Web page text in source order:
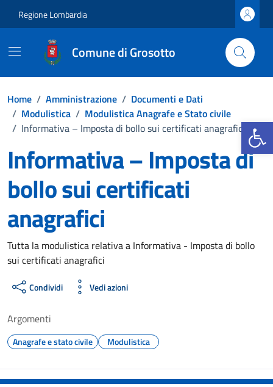
Apri la
Regione Lombardia
Comune di Grosotto
Home / Amministrazione / Documenti e Dati
/ Modulistica / Modulistica Anagrafe e Stato civile
/ Informativa – Imposta di bollo sui certificati anagrafici
Informativa – Imposta di
bollo sui certificati
anagrafici
Dettagli del documento
Tutta la modulistica relativa a Informativa - Imposta di bollo
sui certificati anagrafici
Condividi Vedi azioni
Argomenti
Anagrafe e stato civile Modulistica